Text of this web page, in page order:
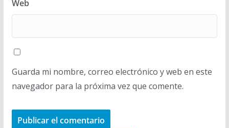
Web
Guarda mi nombre, correo electrónico y web en este
navegador para la próxima vez que comente.